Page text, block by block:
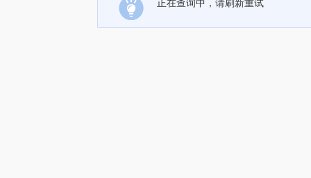
正在查询中，请刷新重试